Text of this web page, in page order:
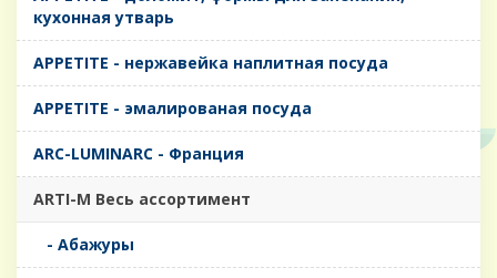
кухонная утварь
APPETITE - нержавейка наплитная посуда
APPETITE - эмалированая посуда
ARC-LUMINARC - Франция
ARTI-M Весь ассортимент
- Абажуры